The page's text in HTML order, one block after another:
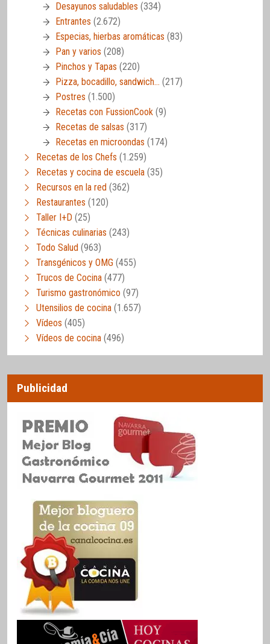
Desayunos saludables (334)
Entrantes (2.672)
Especias, hierbas aromáticas (83)
Pan y varios (208)
Pinchos y Tapas (220)
Pizza, bocadillo, sandwich… (217)
Postres (1.500)
Recetas con FussionCook (9)
Recetas de salsas (317)
Recetas en microondas (174)
Recetas de los Chefs (1.259)
Recetas y cocina de escuela (35)
Recursos en la red (362)
Restaurantes (120)
Taller I+D (25)
Técnicas culinarias (243)
Todo Salud (963)
Transgénicos y OMG (455)
Trucos de Cocina (477)
Turismo gastronómico (97)
Utensilios de cocina (1.657)
Vídeos (405)
Vídeos de cocina (496)
Publicidad